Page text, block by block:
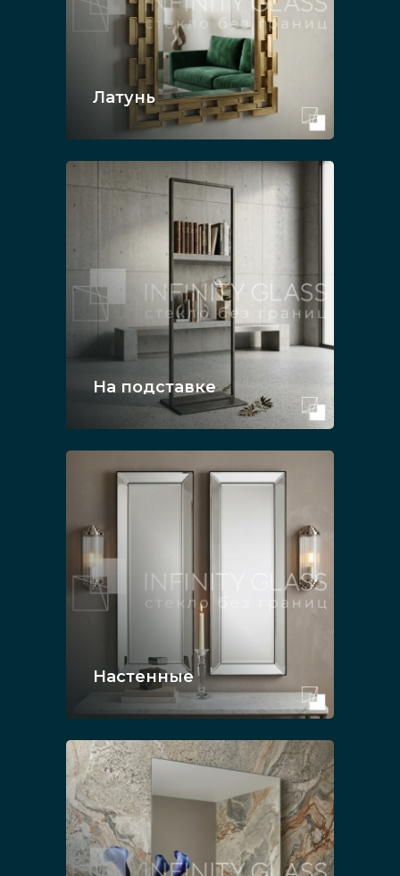
Латунь
На подставке
Настенные